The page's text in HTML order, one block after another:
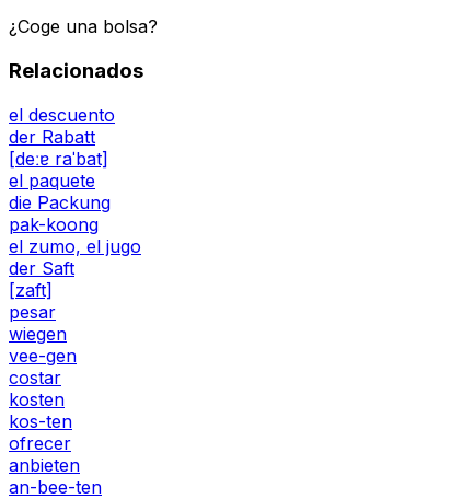
¿Coge una bolsa?
Relacionados
el descuento
der Rabatt
[deːɐ raˈbat]
el paquete
die Packung
pak-koong
el zumo, el jugo
der Saft
[zaft]
pesar
wiegen
vee-gen
costar
kosten
kos-ten
ofrecer
anbieten
an-bee-ten